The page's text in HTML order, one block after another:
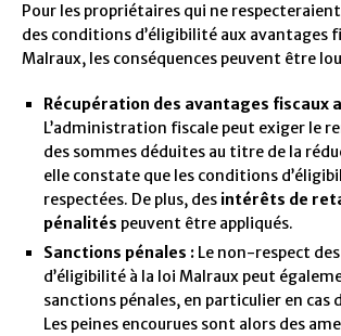
Pour les propriétaires qui ne respecteraient
des conditions d’éligibilité aux avantages
Malraux, les conséquences peuvent être
Récupération des avantages fiscaux
L’administration fiscale peut exiger le
des sommes déduites au titre de la
elle constate que les conditions
respectées. De plus, des intérêts de
pénalités peuvent être appliqués.
Sanctions pénales : Le non-respect
d’éligibilité à la loi Malraux peut
sanctions pénales, en particulier en cas
Les peines encourues sont alors des